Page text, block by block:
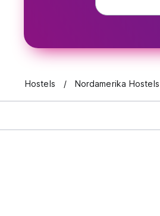
Hostels Nordamerika Hostels